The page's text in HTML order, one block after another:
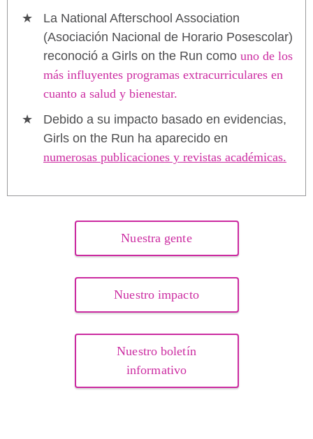
La National Afterschool Association
(Asociación Nacional de Horario Posescolar)
reconoció a Girls on the Run como uno de los
más influyentes programas extracurriculares en
cuanto a salud y bienestar.
Debido a su impacto basado en evidencias,
Girls on the Run ha aparecido en
numerosas publicaciones y revistas académicas.
Nuestra gente
Nuestro impacto
Nuestro boletín
informativo